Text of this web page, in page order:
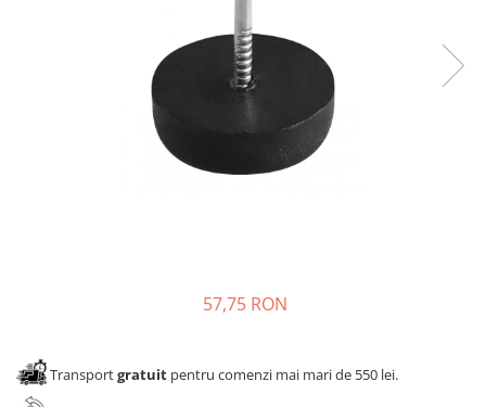
Solutii de curatat & adezivi
Alte accesorii mobila
57,75 RON
Transportgratuit pentru comenzi mai mari de 550 lei.